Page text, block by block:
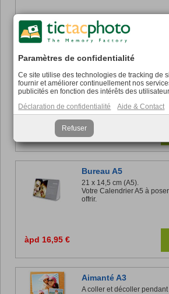
àpd 16,95 €
Anniversaire
25 x 32 cm (A4+).
Votre Calendrier perpétuel
importantes.
àpd 16,95 €
Bureau A5
21 x 14,5 cm (A5).
Votre Calendrier A5 à
offrir.
àpd 16,95 €
Aimanté A3
A coller et décoller
Paramètres de confidentialité
Ce site utilise des technologies de tracking de
fournir et améliorer continuellement nos
publicités en fonction des intérêts des
Déclaration de confidentialité
Aide & Contact
Refuser